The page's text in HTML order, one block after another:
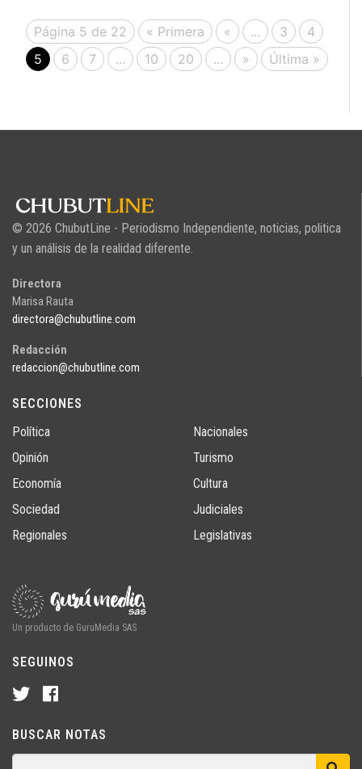
Página 5 de 22 « Primera « ... 3
4
5
6 7 ... 10 20 ... » Última »
© 2026 ChubutLine - Periodismo Independiente, noticias, politica
y un análisis de la realidad diferente.
Directora
Marisa Rauta
directora@chubutline.com
Redacción
redaccion@chubutline.com
SECCIONES
Política
Opinión
Economía
Sociedad
Regionales
Nacionales
Turismo
Cultura
Judiciales
Legislativas
Un producto de GuruMedia SAS
SEGUINOS
BUSCAR NOTAS